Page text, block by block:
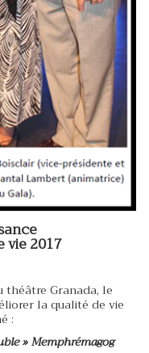
vie 2017
théâtre Granada, le
la qualité de vie
:
» Memphrémagog